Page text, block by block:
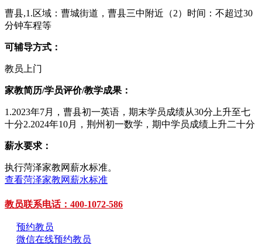
曹县,1.区域：曹城街道，曹县三中附近（2）时间：不超过30
分钟车程等
可辅导方式：
教员上门
家教简历/学员评价/教学成果：
1.2023年7月，曹县初一英语，期末学员成绩从30分上升至七
十分2.2024年10月，荆州初一数学，期中学员成绩上升二十分
薪水要求：
执行菏泽家教网薪水标准。
查看菏泽家教网薪水标准
教员联系电话：400-1072-586
预约教员
微信在线预约教员